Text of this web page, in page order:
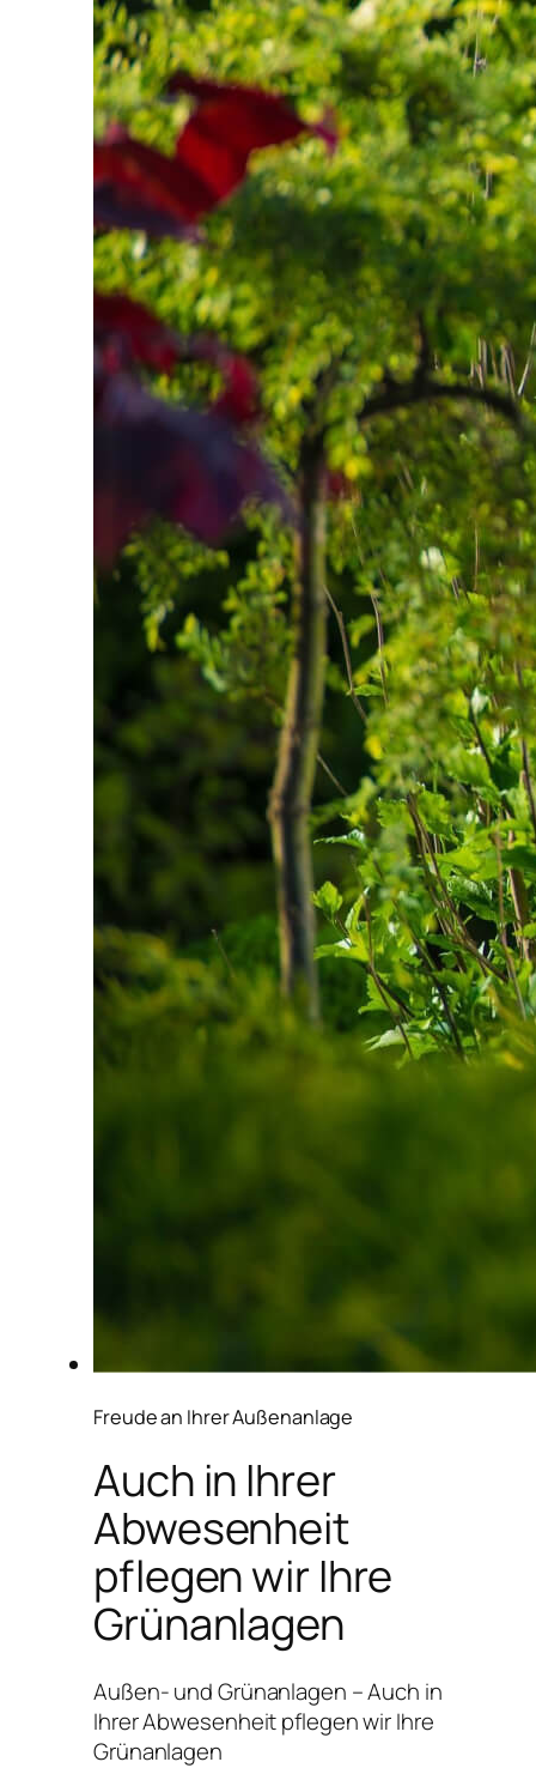
Freude an Ihrer Außenanlage
Auch in Ihrer
Abwesenheit
pflegen wir Ihre
Grünanlagen
Außen- und Grünanlagen – Auch in
Ihrer Abwesenheit pflegen wir Ihre
Grünanlagen